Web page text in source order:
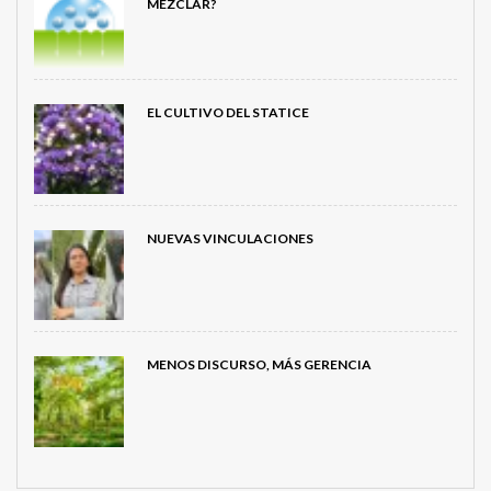
MEZCLAR?
EL CULTIVO DEL STATICE
NUEVAS VINCULACIONES
MENOS DISCURSO, MÁS GERENCIA